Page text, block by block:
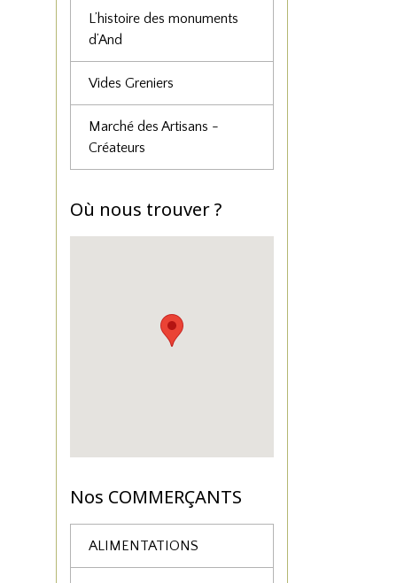
L’histoire des monuments
d’And
Vides Greniers
Marché des Artisans -
Créateurs
Où nous trouver ?
Nos COMMERÇANTS
ALIMENTATIONS